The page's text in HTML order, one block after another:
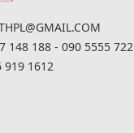
148 188 - 090 5555 722
919 1612